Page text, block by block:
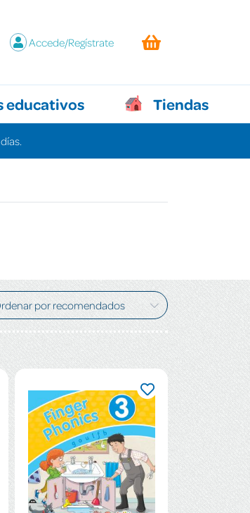
Accede/Regístrate
educativos Tiendas